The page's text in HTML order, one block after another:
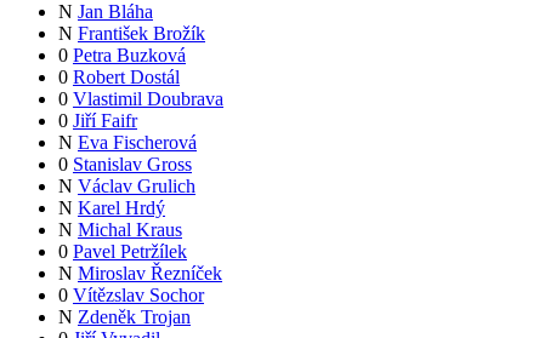
N Jan Bláha
N František Brožík
0 Petra Buzková
0 Robert Dostál
0 Vlastimil Doubrava
0 Jiří Faifr
N Eva Fischerová
0 Stanislav Gross
N Václav Grulich
N Karel Hrdý
N Michal Kraus
0 Pavel Petržílek
N Miroslav Řezníček
0 Vítězslav Sochor
N Zdeněk Trojan